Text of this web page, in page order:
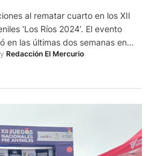
al rematar cuarto en los XII
‘Los Ríos 2024’. El evento
en las últimas dos semanas en
Elena, Pichincha y
que Azuay no se apunta entre
Redacción El Mercurio